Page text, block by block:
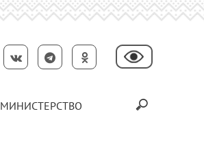
МИНИСТЕРСТВО